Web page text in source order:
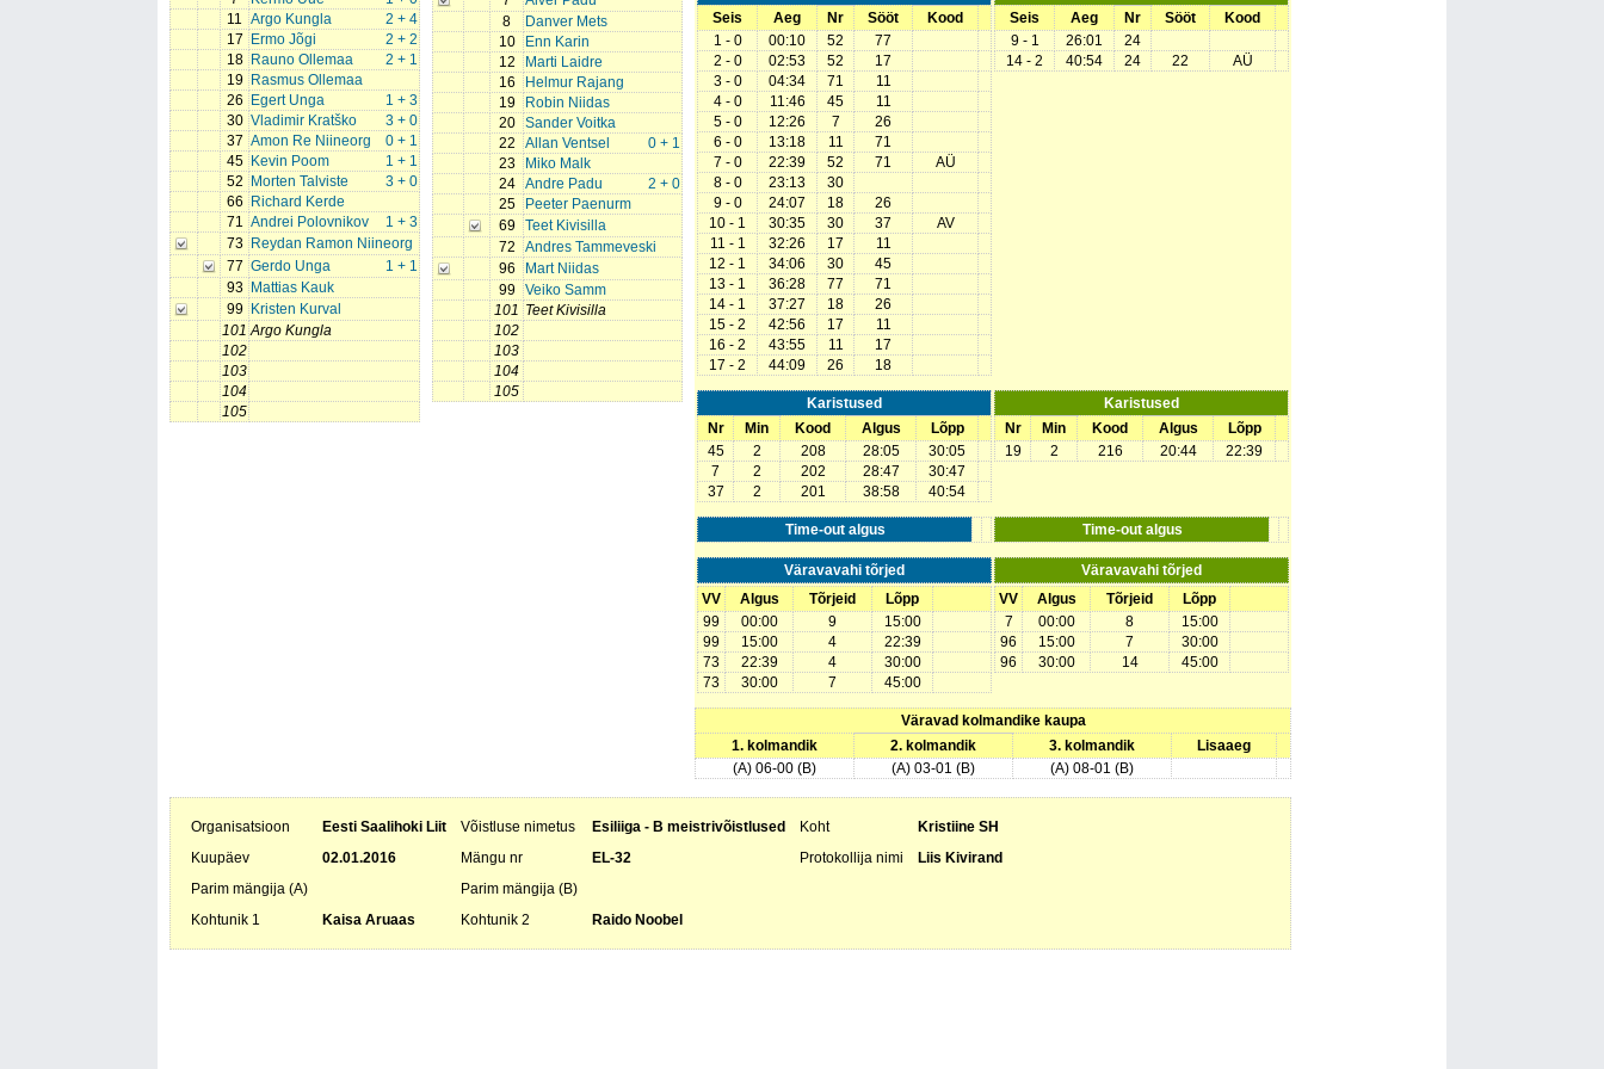
11
2 + 4
Argo Kungla
17
2 + 2
Ermo Jõgi
18
2 + 1
Rauno Ollemaa
19
Rasmus Ollemaa
26
1 + 3
Egert Unga
30
3 + 0
Vladimir Kratško
37
0 + 1
Amon Re Niineorg
45
1 + 1
Kevin Poom
52
3 + 0
Morten Talviste
66
Richard Kerde
71
1 + 3
Andrei Polovnikov
73
Reydan Ramon Niineorg
77
1 + 1
Gerdo Unga
93
Mattias Kauk
99
Kristen Kurval
101 Argo Kungla
102
103
104
105
8
Danver Mets
10
Enn Karin
12
Marti Laidre
16
Helmur Rajang
19
Robin Niidas
20
Sander Voitka
22
0 + 1
Allan Ventsel
23
Miko Malk
24
2 + 0
Andre Padu
25
Peeter Paenurm
69
Teet Kivisilla
72
Andres Tammeveski
96
Mart Niidas
99
Veiko Samm
101 Teet Kivisilla
102
103
104
105
Seis
Aeg Nr Sööt
Kood
1 - 0
00:10 52
77
2 - 0
02:53 52
17
3 - 0
04:34 71
11
4 - 0
11:46 45
11
5 - 0
12:26 7
26
6 - 0
13:18 11
71
7 - 0
22:39 52 71
AÜ
8 - 0
23:13
30
9 - 0
24:07 18
26
10 - 1
30:35 30 37
AV
11 - 1
32:26 17
11
12 - 1
34:06 30
45
13 - 1
36:28 77
71
14 - 1
37:27 18
26
15 - 2
42:56 17
11
16 - 2
43:55 11
17
17 - 2
44:09 26 18
Seis
Aeg Nr Sööt
Kood
9 - 1
26:01
24
14 - 2
40:54 24 22 AÜ
Karistused
Nr
Min Kood Algus
Lõpp
45
2 208 28:05
30:05
7
2 202 28:47
30:47
37
2 201 38:58 40:54
Karistused
Nr
Min Kood Algus
Lõpp
19
2 216 20:44 22:39
Time-out algus Time-out algus
Väravavahi tõrjed
Väravavahi tõrjed
VV
Algus Tõrjeid
Lõpp
99
00:00 9
15:00
99
15:00 4
22:39
73
22:39 4
30:00
73
30:00 7 45:00
VV Algus Tõrjeid
Lõpp
7
00:00 8
15:00
96
15:00 7
30:00
96
30:00 14 45:00
Väravad kolmandike kaupa
1. kolmandik
2. kolmandik 3. kolmandik
Lisaaeg
(A) 06-00 (B)
(A) 03-01 (B) (A) 08-01 (B)
Organisatsioon Eesti Saalihoki Liit Võistluse nimetus Esiliiga - B meistrivõistlused Koht
Kristiine SH
Kuupäev
02.01.2016 Mängu nr EL-32 Protokollija nimi
Liis Kivirand
Parim mängija (A)
Parim mängija (B)
Kohtunik 1
Kaisa Aruaas Kohtunik 2 Raido Noobel